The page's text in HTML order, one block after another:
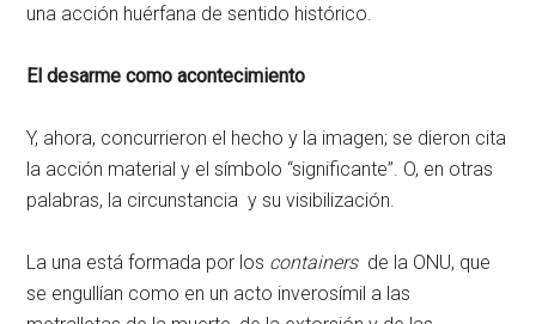
una acción huérfana de sentido histórico.
El desarme como acontecimiento
Y, ahora, concurrieron el hecho y la imagen; se dieron cita
la acción material y el símbolo “significante”. O, en otras
palabras, la circunstancia y su visibilización.
La una está formada por los containers de la ONU, que
se engullían como en un acto inverosímil a las